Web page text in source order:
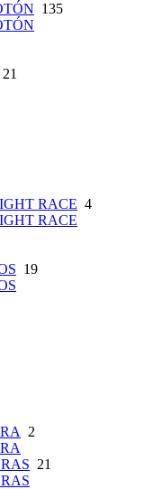
135
21
RACE 4
RACE
19
2
21